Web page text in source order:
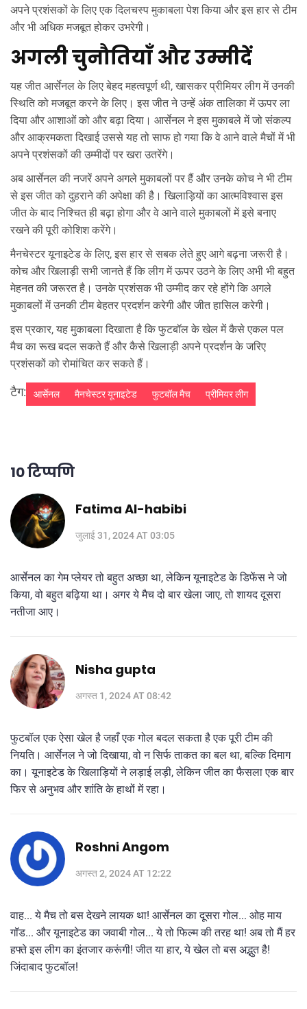
अपने प्रशंसकों के लिए एक दिलचस्प मुकाबला पेश किया और इस हार से टीम
और भी अधिक मजबूत होकर उभरेगी।
अगली चुनौतियाँ और उम्मीदें
यह जीत आर्सेनल के लिए बेहद महत्वपूर्ण थी, खासकर प्रीमियर लीग में उनकी
स्थिति को मजबूत करने के लिए। इस जीत ने उन्हें अंक तालिका में ऊपर ला
दिया और आशाओं को और बढ़ा दिया। आर्सेनल ने इस मुकाबले में जो संकल्प
और आक्रमकता दिखाई उससे यह तो साफ हो गया कि वे आने वाले मैचों में भी
अपने प्रशंसकों की उम्मीदों पर खरा उतरेंगे।
अब आर्सेनल की नजरें अपने अगले मुकाबलों पर हैं और उनके कोच ने भी टीम
से इस जीत को दुहराने की अपेक्षा की है। खिलाड़ियों का आत्मविश्वास इस
जीत के बाद निश्चित ही बढ़ा होगा और वे आने वाले मुकाबलों में इसे बनाए
रखने की पूरी कोशिश करेंगे।
मैनचेस्टर यूनाइटेड के लिए, इस हार से सबक लेते हुए आगे बढ़ना जरूरी है।
कोच और खिलाड़ी सभी जानते हैं कि लीग में ऊपर उठने के लिए अभी भी बहुत
मेहनत की जरूरत है। उनके प्रशंसक भी उम्मीद कर रहे होंगे कि अगले
मुकाबलों में उनकी टीम बेहतर प्रदर्शन करेगी और जीत हासिल करेगी।
इस प्रकार, यह मुकाबला दिखाता है कि फुटबॉल के खेल में कैसे एकल पल
मैच का रूख बदल सकते हैं और कैसे खिलाड़ी अपने प्रदर्शन के जरिए
प्रशंसकों को रोमांचित कर सकते हैं।
टैग: आर्सेनल मैनचेस्टर यूनाइटेड फुटबॉल मैच प्रीमियर लीग
10 टिप्पणि
Fatima Al-habibi
जुलाई 31, 2024 AT 03:05
आर्सेनल का गेम प्लेयर तो बहुत अच्छा था, लेकिन यूनाइटेड के डिफेंस ने जो
किया, वो बहुत बढ़िया था। अगर ये मैच दो बार खेला जाए, तो शायद दूसरा
नतीजा आए।
Nisha gupta
अगस्त 1, 2024 AT 08:42
फुटबॉल एक ऐसा खेल है जहाँ एक गोल बदल सकता है एक पूरी टीम की
नियति। आर्सेनल ने जो दिखाया, वो न सिर्फ ताकत का बल था, बल्कि दिमाग
का। यूनाइटेड के खिलाड़ियों ने लड़ाई लड़ी, लेकिन जीत का फैसला एक बार
फिर से अनुभव और शांति के हाथों में रहा।
Roshni Angom
अगस्त 2, 2024 AT 12:22
वाह... ये मैच तो बस देखने लायक था! आर्सेनल का दूसरा गोल... ओह माय
गॉड... और यूनाइटेड का जवाबी गोल... ये तो फिल्म की तरह था! अब तो मैं हर
हफ्ते इस लीग का इंतजार करूंगी! जीत या हार, ये खेल तो बस अद्भुत है!
जिंदाबाद फुटबॉल!